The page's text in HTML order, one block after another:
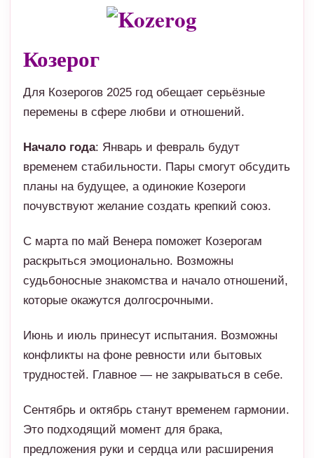
перемены в сфере любви и отношений.
Начало года: Январь и февраль будут
временем стабильности. Пары смогут обсудить
планы на будущее, а одинокие Козероги
почувствуют желание создать крепкий союз.
С марта по май Венера поможет Козерогам
раскрыться эмоционально. Возможны
судьбоносные знакомства и начало отношений,
которые окажутся долгосрочными.
Июнь и июль принесут испытания. Возможны
конфликты на фоне ревности или бытовых
трудностей. Главное — не закрываться в себе.
Это подходящий момент для брака,
предложения руки и сердца или расширения
семьи.
Ноябрь и декабрь укрепят все союзы. Одинокие
Козероги встретят человека, с которым
почувствуют настоящую поддержку.